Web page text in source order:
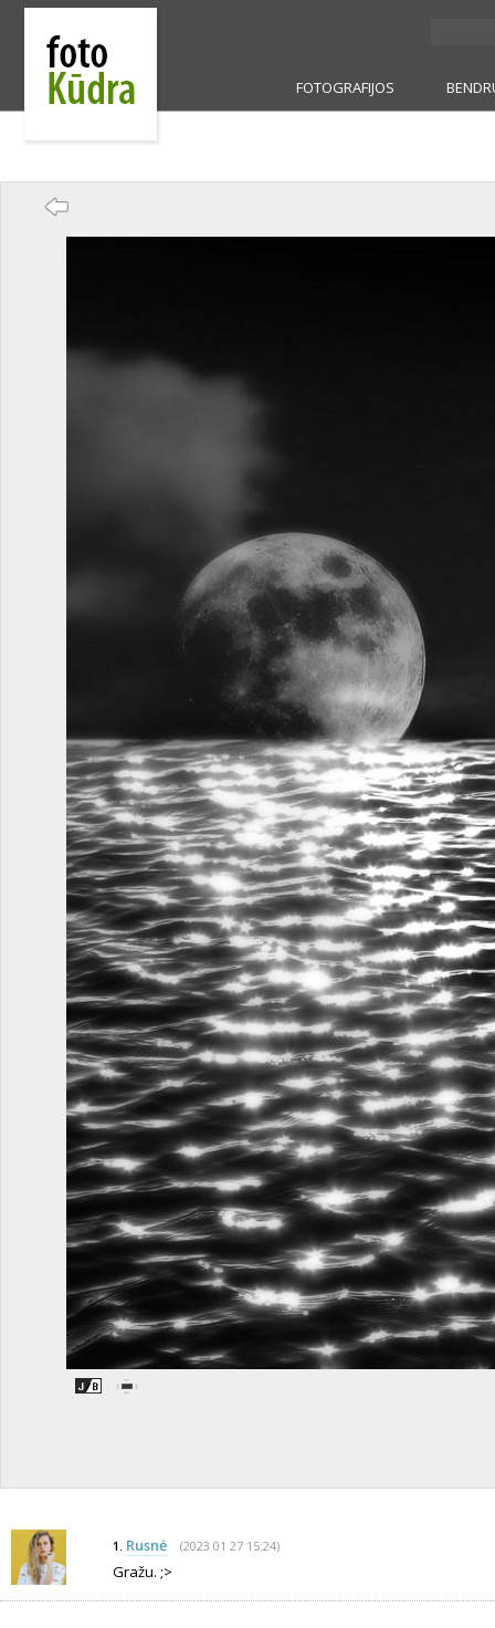
FOTOGRAFIJOS
1. Rusnė (2023 01 27 15:24)
Gražu. ;>